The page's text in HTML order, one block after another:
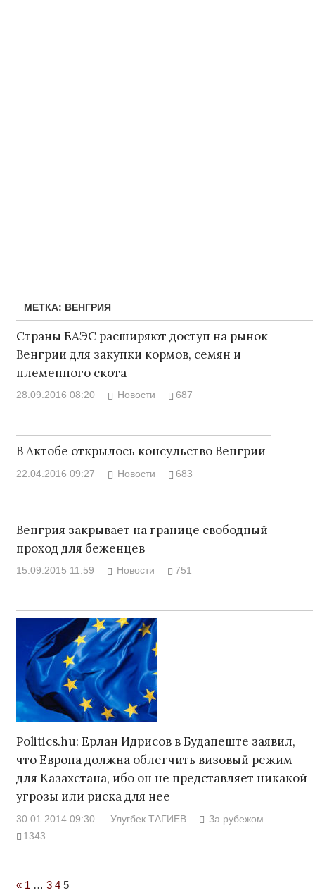
МЕТКА: ВЕНГРИЯ
Страны ЕАЭС расширяют доступ на рынок
Венгрии для закупки кормов, семян и
племенного скота
28.09.2016 08:20 Новости 687
В Актобе открылось консульство Венгрии
22.04.2016 09:27 Новости 683
Венгрия закрывает на границе свободный
проход для беженцев
15.09.2015 11:59 Новости 751
Politics.hu: Ерлан Идрисов в Будапеште заявил,
что Европа должна облегчить визовый режим
для Казахстана, ибо он не представляет никакой
угрозы или риска для нее
30.01.2014 09:30 Улугбек ТАГИЕВ
За рубежом
1343
«Previous
1 … 3 4 5